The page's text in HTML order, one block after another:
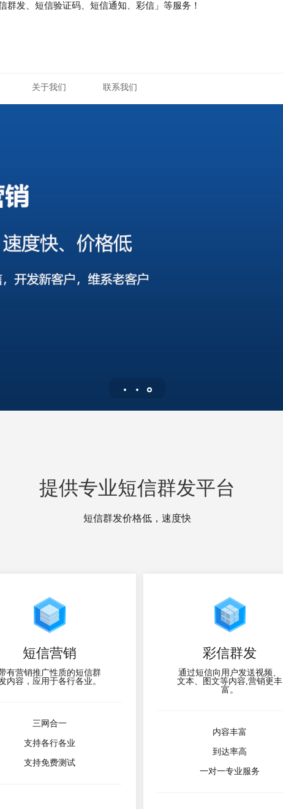
发、短信验证码、短信通知、彩信」等服务！
关于我们 联系我们
提供专业短信群发平台
短信群发价格低，速度快
短信营销
有营销推广性质的短信群
内容，应用于各行各业。
三网合一
支持各行各业
支持免费测试
彩信群发
通过短信向用户发送视频、
文本、图文等内容,营销更丰
富。
内容丰富
到达率高
一对一专业服务